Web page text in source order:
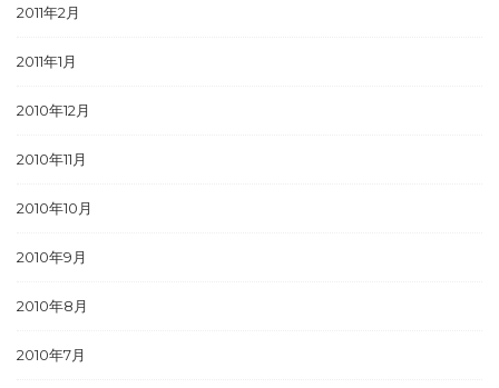
2011年2月
2011年1月
2010年12月
2010年11月
2010年10月
2010年9月
2010年8月
2010年7月